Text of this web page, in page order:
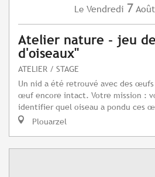
Le Vendredi 7 Août
Atelier nature - jeu
d'oiseaux"
ATELIER / STAGE
Un nid a été retrouvé avec des œufs
œuf encore intact. Votre mission :
identifier quel oiseau a pondu ces
Plouarzel